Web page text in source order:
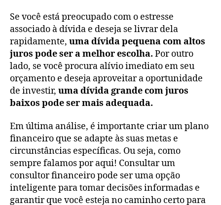
Se você está preocupado com o estresse
associado à dívida e deseja se livrar dela
rapidamente, uma dívida pequena com altos
juros pode ser a melhor escolha. Por outro
lado, se você procura alívio imediato em seu
orçamento e deseja aproveitar a oportunidade
de investir, uma dívida grande com juros
baixos pode ser mais adequada.
Em última análise, é importante criar um plano
financeiro que se adapte às suas metas e
circunstâncias específicas. Ou seja, como
sempre falamos por aqui! Consultar um
consultor financeiro pode ser uma opção
inteligente para tomar decisões informadas e
garantir que você esteja no caminho certo para